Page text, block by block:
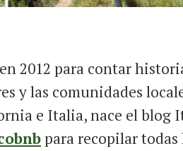
2012 para contar
y las comunidades
e Italia, nace el blog
para recopilar todas